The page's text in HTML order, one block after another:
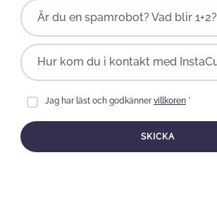
Är du en spamrobot? Vad blir 1+2?
Jag har läst och godkännervillkoren*
SKICKA